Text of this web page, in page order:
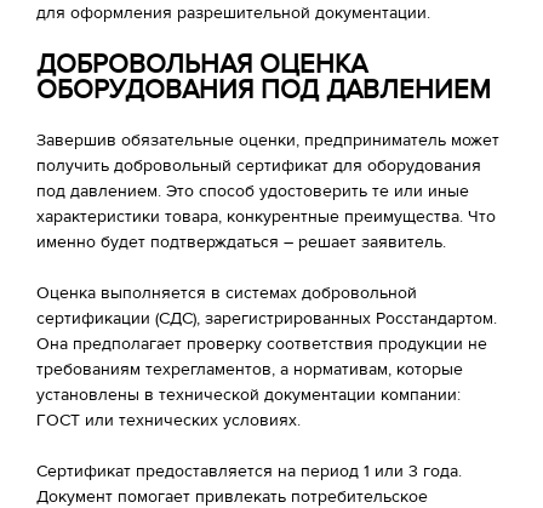
для оформления разрешительной документации.
ДОБРОВОЛЬНАЯ ОЦЕНКА
ОБОРУДОВАНИЯ ПОД ДАВЛЕНИЕМ
Завершив обязательные оценки, предприниматель может
получить добровольный сертификат для оборудования
под давлением. Это способ удостоверить те или иные
характеристики товара, конкурентные преимущества. Что
именно будет подтверждаться – решает заявитель.
Оценка выполняется в системах добровольной
сертификации (СДС), зарегистрированных Росстандартом.
Она предполагает проверку соответствия продукции не
требованиям техрегламентов, а нормативам, которые
установлены в технической документации компании:
ГОСТ или технических условиях.
Сертификат предоставляется на период 1 или 3 года.
Документ помогает привлекать потребительское